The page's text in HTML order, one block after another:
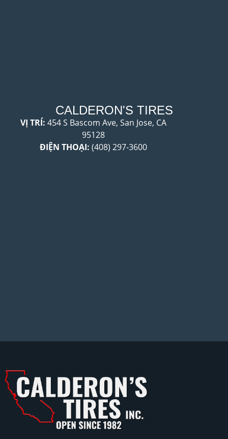
CALDERON'S TIRES
VỊ TRÍ: 454 S Bascom Ave, San Jose, CA
95128
ĐIỆN THOẠI: (408) 297-3600